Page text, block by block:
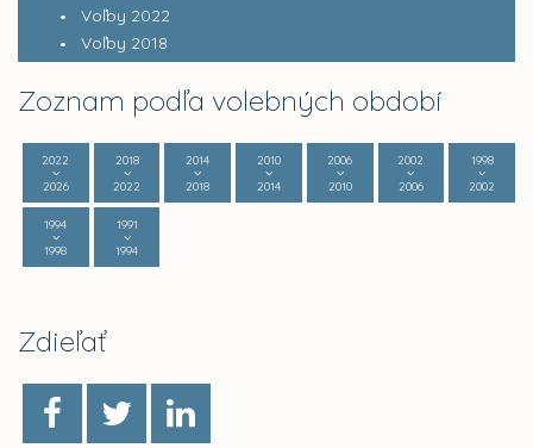
Voľby 2022
Voľby 2018
Zoznam podľa volebných období
2022
2026
2018
2022
2014
2018
2010
2014
2006
2010
2002
2006
1998
2002
1994
1998
1991
1994
Zdieľať